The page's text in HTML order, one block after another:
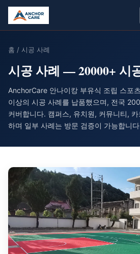
홈 / 시공 사례
시공 사례 — 20000+ 시
AnchorCare 안나이캉 부유식 조립 스포
이상의 시공 사례를 납품했으며, 전국
커버합니다. 캠퍼스, 유치원, 커뮤니티,
하며 일부 사례는 방문 검증이 가능합니